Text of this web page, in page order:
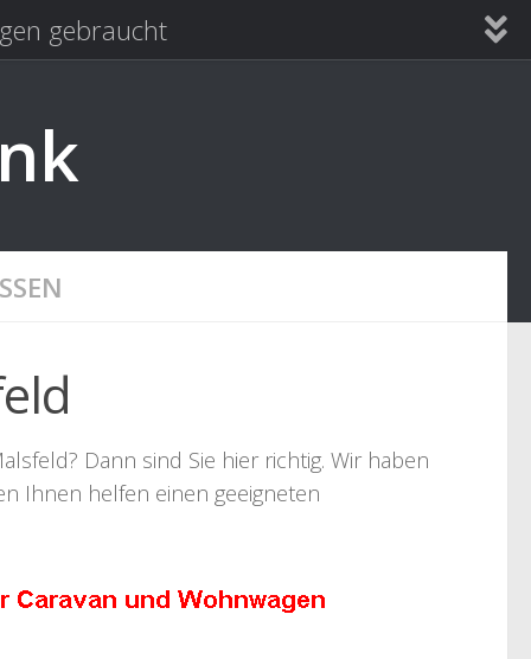
gebraucht
Dann sind Sie hier richtig. Wir haben
Ihnen helfen einen geeigneten